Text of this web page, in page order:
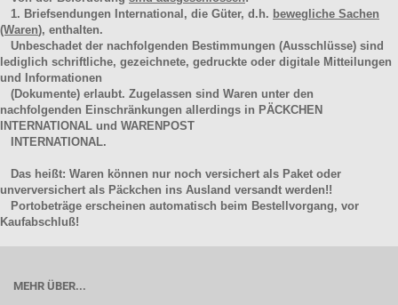
1. Briefsendungen International, die Güter, d.h. bewegliche Sachen
(Waren), enthalten.
Unbeschadet der nachfolgenden Bestimmungen (Ausschlüsse) sind
lediglich schriftliche, gezeichnete, gedruckte oder digitale Mitteilungen
und Informationen
(Dokumente) erlaubt. Zugelassen sind Waren unter den
nachfolgenden Einschränkungen allerdings in PÄCKCHEN
INTERNATIONAL und WARENPOST
INTERNATIONAL.
Das heißt: Waren können nur noch versichert als Paket oder
unverversichert als Päckchen ins Ausland versandt werden!!
Portobeträge erscheinen automatisch beim Bestellvorgang, vor
Kaufabschluß!
MEHR ÜBER...